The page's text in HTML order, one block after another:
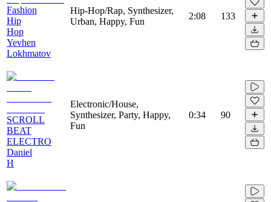
Fashion
Hip
Hop
Yevhen
Lokhmatov
Hip-Hop/Rap, Synthesizer,
Urban, Happy, Fun
2:08 133
SCROLL
BEAT
ELECTRO
Daniel
H
Electronic/House,
Synthesizer, Party, Happy,
Fun
0:34 90